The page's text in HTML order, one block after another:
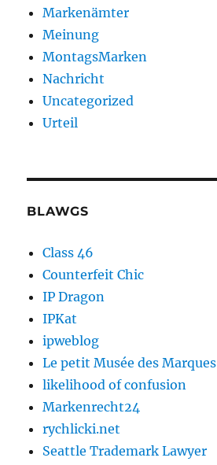
Markenämter
Meinung
MontagsMarken
Nachricht
Uncategorized
Urteil
BLAWGS
Class 46
Counterfeit Chic
IP Dragon
IPKat
ipweblog
Le petit Musée des Marques
likelihood of confusion
Markenrecht24
rychlicki.net
Seattle Trademark Lawyer